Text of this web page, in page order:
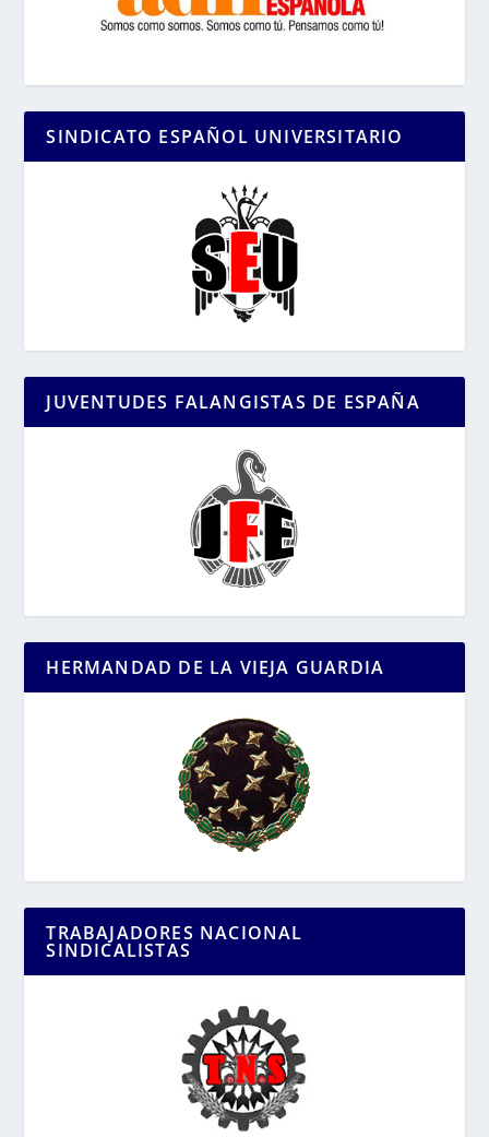
SINDICATO ESPAÑOL UNIVERSITARIO
JUVENTUDES FALANGISTAS DE ESPAÑA
HERMANDAD DE LA VIEJA GUARDIA
TRABAJADORES NACIONAL
SINDICALISTAS